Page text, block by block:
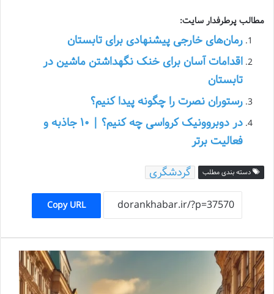
مطالب پرطرفدار سایت:
رمان‌های خارجی پیشنهادی برای تابستان
اقدامات آسان برای خنک نگهداشتن ماشین در
تابستان
رستوران نصرت را چگونه پیدا کنیم؟
در دوبروونیک کرواسی چه کنیم؟ | ۱۰ جاذبه و
فعالیت برتر
دسته بندی مطلب گردشگری
Copy URL